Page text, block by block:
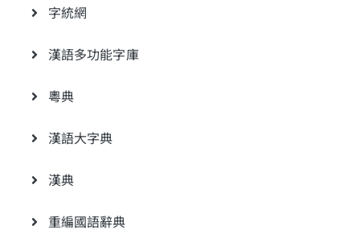
字統網
漢語多功能字庫
粵典
漢語大字典
漢典
重編國語辭典